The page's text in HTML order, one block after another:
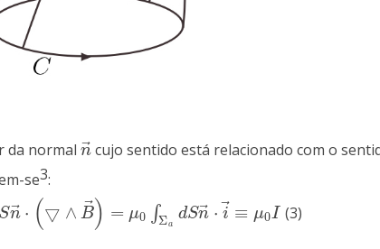
da normal n⃗
n→cujo sentido está relacionado com o
se3:
Sn⃗ ⋅ (▽ ∧ B⃗) = μ0 ∫Σa
dSn⃗ ⋅ i ≡ μ0I
→⋅( ▽ ∧ B→)=μ0 ∫ Σad Sn →⋅i →≡μ0I (3)